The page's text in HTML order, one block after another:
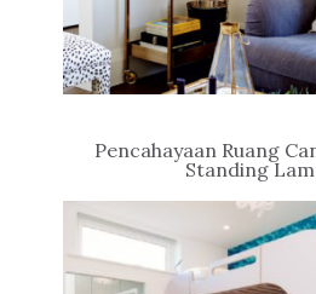
Pencahayaan Ruang
Standing